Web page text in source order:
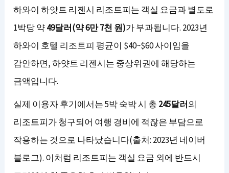
하와이 하얏트 리젠시 리조트피는 객실 요금과 별도로
1박당 약49달러(약 6만 7천 원)가 부과됩니다. 2023년
하와이 호텔 리조트피 평균이 $40~$60 사이임을
감안하면, 하얏트 리젠시는 중상위권에 해당하는
금액입니다.
실제 이용자 후기에서는 5박 숙박 시 총 245달러의
리조트피가 청구되어 여행 경비에 적잖은 부담으로
작용하는 것으로 나타났습니다(출처: 2023년 네이버
블로그). 이처럼 리조트피는 객실 요금 외에 반드시